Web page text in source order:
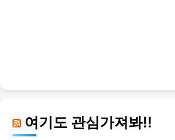
여기도 관심가져봐!!